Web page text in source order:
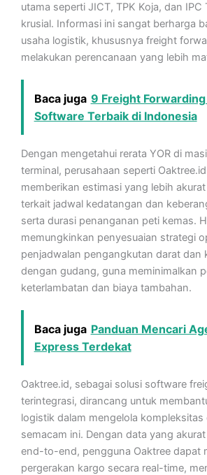
utama seperti JICT, TPK Koja, dan IPC
krusial. Informasi ini sangat berharga
usaha logistik, khususnya freight
melakukan perencanaan yang lebih
Baca juga 9 Freight
Software Terbaik di Indonesia
Dengan mengetahui rerata YOR di
terminal, perusahaan seperti
memberikan estimasi yang lebih
terkait jadwal kedatangan dan
serta durasi penanganan peti kemas.
memungkinkan penyesuaian strategi
penjadwalan pengangkutan darat dan
dengan gudang, guna meminimalkan
keterlambatan dan biaya tambahan.
Baca juga Panduan Mencari
Express Terdekat
Oaktree.id, sebagai solusi software
terintegrasi, dirancang untuk
logistik dalam mengelola kompleksitas
semacam ini. Dengan data yang
end-to-end, pengguna Oaktree dapat
pergerakan kargo secara real-time,